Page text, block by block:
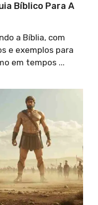
Bíblico Para A
a Bíblia, com
e exemplos para
em tempos ...